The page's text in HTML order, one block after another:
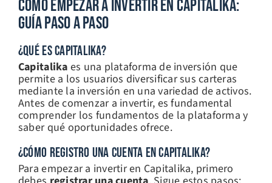
Cómo Empezar A Invertir En Capitalika:
Guía Paso A Paso
¿QUÉ ES CAPITALIKA?
Capitalika es una plataforma de inversión que
permite a los usuarios diversificar sus carteras
mediante la inversión en una variedad de activos.
Antes de comenzar a invertir, es fundamental
comprender los fundamentos de la plataforma y
saber qué oportunidades ofrece.
¿CÓMO REGISTRO UNA CUENTA EN CAPITALIKA?
Para empezar a invertir en Capitalika, primero